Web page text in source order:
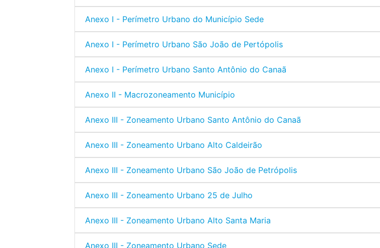
Anexo I - Perímetro Urbano do Município Sede
Anexo I - Perímetro Urbano São João de Pertópolis
Anexo I - Perímetro Urbano Santo Antônio do Canaã
Anexo II - Macrozoneamento Município
Anexo III - Zoneamento Urbano Santo Antônio do Canaã
Anexo III - Zoneamento Urbano Alto Caldeirão
Anexo III - Zoneamento Urbano São João de Petrópolis
Anexo III - Zoneamento Urbano 25 de Julho
Anexo III - Zoneamento Urbano Alto Santa Maria
Anexo III - Zoneamento Urbano Sede